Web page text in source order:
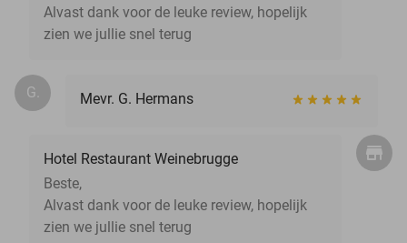
Alvast dank voor de leuke review, hopelijk
zien we jullie snel terug
G. Mevr. G. Hermans
Hotel Restaurant Weinebrugge
Beste,
Alvast dank voor de leuke review, hopelijk
zien we jullie snel terug